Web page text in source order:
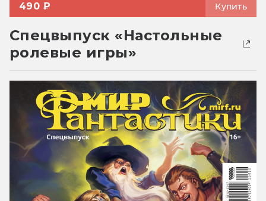
490 ₽ Купить
Спецвыпуск «Настольные
ролевые игры»